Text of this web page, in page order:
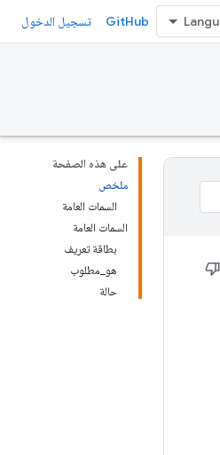
GitHub تسجيل الدخول
على هذه الصفحة
ملخص
السمات العامة
السمات العامة
بطاقة تعريف
هو_مطلوب
حالة